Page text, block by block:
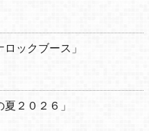
ロックブース」
夏２０２６」